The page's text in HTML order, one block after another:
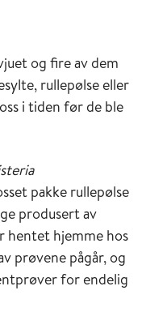
og fire av dem
rullepølse eller
i tiden før de ble
pakke rullepølse
produsert av
hentet hjemme hos
prøvene pågår, og
for endelig